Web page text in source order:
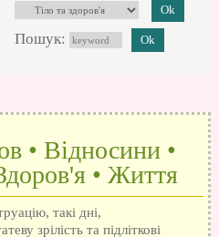
Пошук:
• Відносини •
• Життя
такі дні,
зрілість та підліткові